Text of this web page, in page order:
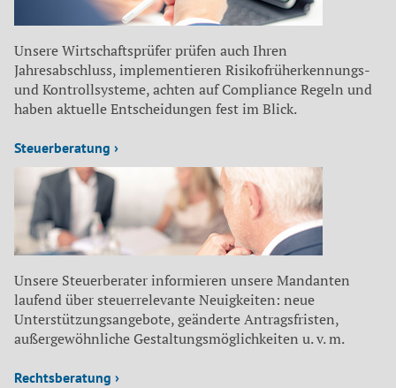
Unsere Wirtschaftsprüfer prüfen auch Ihren
Jahresabschluss, implementieren Risikofrüherkennungs-
und Kontrollsysteme, achten auf Compliance Regeln und
haben aktuelle Entscheidungen fest im Blick.
Steuerberatung ›
Unsere Steuerberater informieren unsere Mandanten
laufend über steuerrelevante Neuigkeiten: neue
Unterstützungsangebote, geänderte Antragsfristen,
außergewöhnliche Gestaltungsmöglichkeiten u. v. m.
Rechtsberatung ›